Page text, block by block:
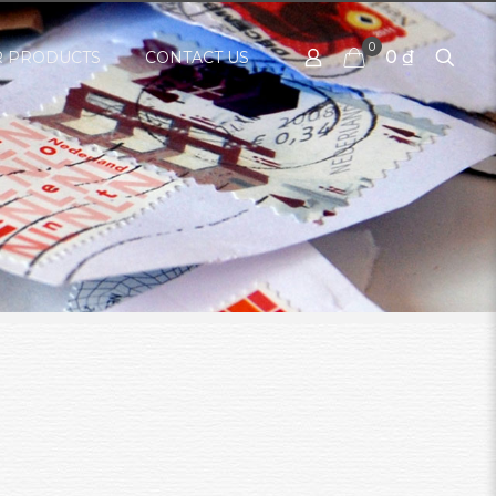
PRODUCTS CONTACT US
0 0 ₫